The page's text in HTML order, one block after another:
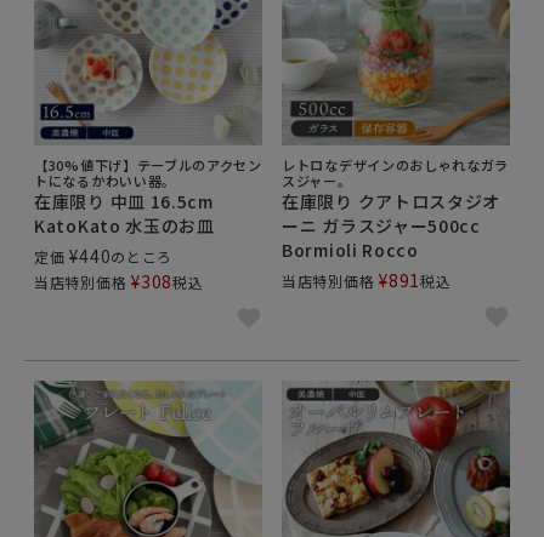
【30%値下げ】テーブルのアクセン
トになるかわいい器。
在庫限り 中皿 16.5cm
KatoKato 水玉のお皿
定価 ¥440のところ
当店特別価格 ¥308税込
レトロなデザインのおしゃれなガラ
スジャー。
在庫限り クアトロスタジオ
ーニ ガラスジャー500cc
Bormioli Rocco
当店特別価格 ¥891税込